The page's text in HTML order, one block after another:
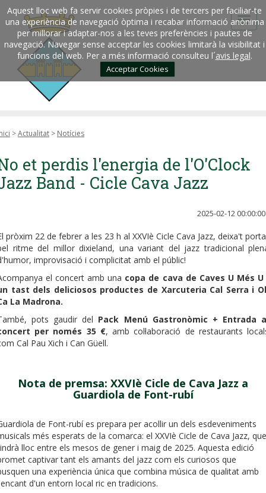
Aquest lloc web fa servir cookies pròpies i de tercers per faciliar-te
una experiència de navegació òptima i recabar informació anònima
per millorar i adaptar-nos a les teves preferències i pautes de
navegació. Navegar sense acceptar les cookies limitarà la visibilitat i
funcions del web. Per a més informació consulteu l´avis legal.
Acceptar Cookies
>Actualitat > Notícies
et perdis l'energia de l'O'Clock
Band - Cicle Cava Jazz
2025-02-12 00:00:00
pròxim 22 de febrer a les 23 h al XXVIè Cicle Cava Jazz, deixa't
ritme del millor dixieland, una variant del jazz tradicional
improvisació i complicitat amb el públic!
el concert amb una copa de cava de Caves U Més
tast dels deliciosos productes de Xarcuteria Cal Serra i
La Madrona.
pots gaudir del Pack Menú Gastronòmic + Entrada
per només 35 €, amb col·laboració de restaurants
Cal Pau Xich i Can Güell.
Nota de premsa: XXVIè Cicle de Cava Jazz a
Guardiola de Font-rubí
de Font-rubí es prepara per acollir un dels esdeveniments
més esperats de la comarca: el XXVIè Cicle de Cava Jazz, que
lloc entre els mesos de gener i maig de 2025. Aquesta edició
captivar tant els amants del jazz com els curiosos que
una experiència única que combina música de qualitat amb
d'un entorn local ric en tradicions.